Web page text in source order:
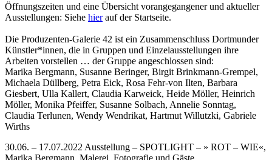
Öffnungszeiten und eine Übersicht vorangegangener und aktueller
Ausstellungen: Siehe hierauf der Startseite.
Die Produzenten-Galerie 42 ist ein Zusammenschluss Dortmunder
Künstler*innen, die in Gruppen und Einzelausstellungen ihre
Arbeiten vorstellen … der Gruppe angeschlossen sind:
Marika Bergmann, Susanne Beringer, Birgit Brinkmann-Grempel,
Michaela Düllberg, Petra Eick, Rosa Fehr-von Ilten, Barbara
Giesbert, Ulla Kallert, Claudia Karweick, Heide Möller, Heinrich
Möller, Monika Pfeiffer, Susanne Solbach, Annelie Sonntag,
Claudia Terlunen, Wendy Wendrikat, Hartmut Willutzki, Gabriele
Wirths
30.06. – 17.07.2022 Ausstellung – SPOTLIGHT – » ROT – WIE«,
Marika Bergmann, Malerei, Fotografie und Gäste